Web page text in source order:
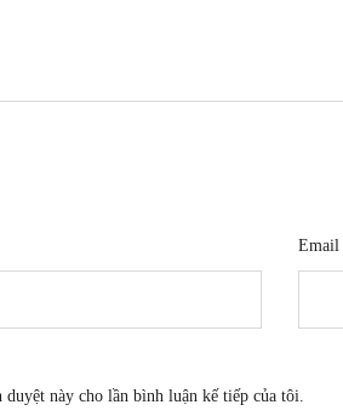
này cho lần bình luận kế tiếp của tôi.